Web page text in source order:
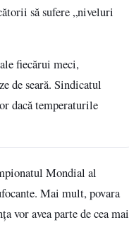
să sufere „niveluri
fiecărui meci,
de seară. Sindicatul
dacă temperaturile
Mondial al
Mai mult, povara
vor avea parte de cea mai